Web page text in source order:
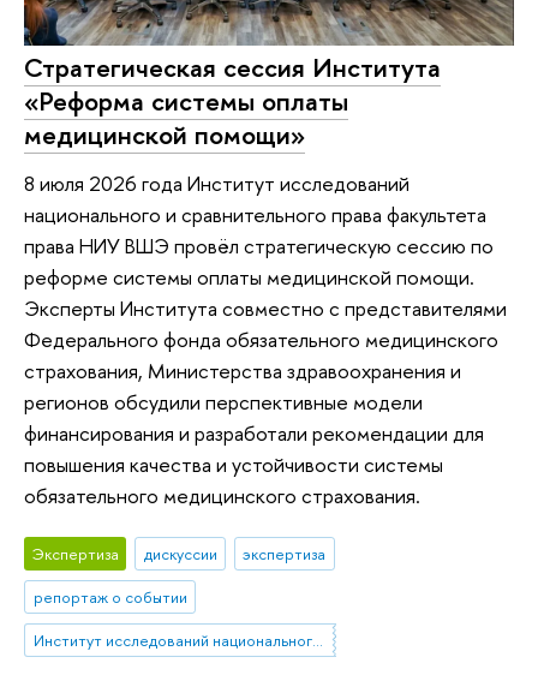
Стратегическая сессия Института
«Реформа системы оплаты
медицинской помощи»
8 июля 2026 года Институт исследований
национального и сравнительного права факультета
права НИУ ВШЭ провёл стратегическую сессию по
реформе системы оплаты медицинской помощи.
Эксперты Института совместно с представителями
Федерального фонда обязательного медицинского
страхования, Министерства здравоохранения и
регионов обсудили перспективные модели
финансирования и разработали рекомендации для
повышения качества и устойчивости системы
обязательного медицинского страхования.
Экспертиза дискуссии
экспертиза
репортаж о событии
Институт исследований национального и сравнительного права